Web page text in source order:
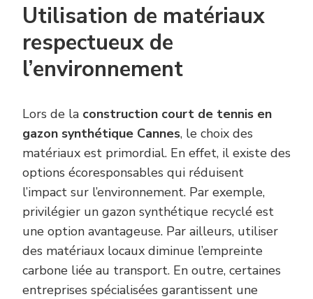
Utilisation de matériaux
respectueux de
l’environnement
Lors de la construction court de tennis en
gazon synthétique Cannes, le choix des
matériaux est primordial. En effet, il existe des
options écoresponsables qui réduisent
l’impact sur l’environnement. Par exemple,
privilégier un gazon synthétique recyclé est
une option avantageuse. Par ailleurs, utiliser
des matériaux locaux diminue l’empreinte
carbone liée au transport. En outre, certaines
entreprises spécialisées garantissent une